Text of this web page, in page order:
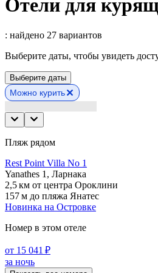
Отели для
: найдено 27 вариантов
Выберите даты, чтобы увидеть
Выберите даты
Можно курить
Пляж рядом
Rest Point Villa No 1
Yanathes 1, Ларнака
2,5 км от центра Ороклини
157 м до пляжа Янатес
Новинка на Островке
Номер в этом отеле
от 15 041 ₽
за ночь